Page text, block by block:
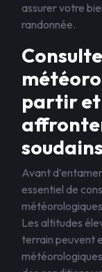
assurer votre
randonnée.
partir et
Avant
essentiel de
Les altitudes
terrain peuvent